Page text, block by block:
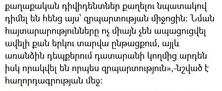
քաղաքական դիվիդենտներ քաղելու նպատակով
դիմել են հենց այս՝ զրպարտության միջոցին։ Նման
հայտարարությունները ոչ միայն չեն ապացուցվել
ավելի քան երկու տարվա ընթացքում, այլև
առանձին դեպքերում դատարանի կողմից արդեն
իսկ որակվել են որպես զրպարտություն»,-նշված է
հաղորդագրության մեջ։